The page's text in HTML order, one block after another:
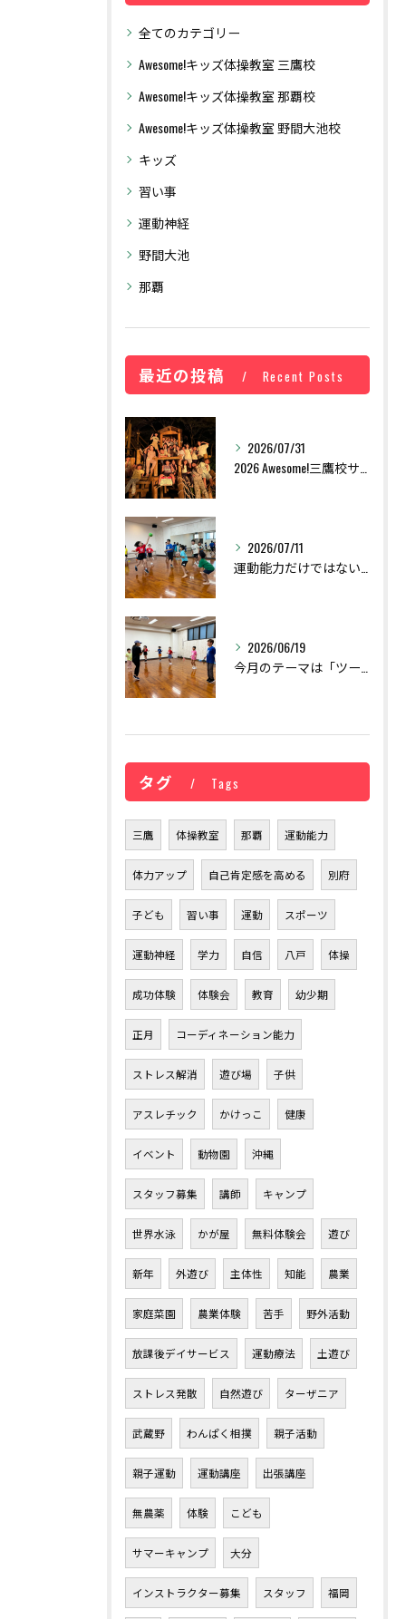
全てのカテゴリー
Awesome!キッズ体操教室 三鷹校
Awesome!キッズ体操教室 那覇校
Awesome!キッズ体操​教室 野間大池校
キッズ
習い事
運動神経
野間大池
那覇
最近の投稿 Recent Posts
2026/07/31
2026/07/11
2026/06/19
タグ Tags
三鷹 体操教室 那覇 運動能力
体力アップ 自己肯定感を高める 別府
子ども 習い事 運動 スポーツ
運動神経 学力 自信 八戸 体操
成功体験 体験会 教育 幼少期
正月 コーディネーション能力
ストレス解消 遊び場 子供
アスレチック かけっこ 健康
イベント 動物園 沖縄
スタッフ募集 講師 キャンプ
世界水泳 かが屋 無料体験会 遊び
新年 外遊び 主体性 知能 農業
家庭菜園 農業体験 苦手 野外活動
放課後デイサービス 運動療法 土遊び
ストレス発散 自然遊び ターザニア
武蔵野 わんぱく相撲 親子活動
親子運動 運動講座 出張講座
無農薬 体験 こども
サマーキャンプ 大分
インストラクター募集 スタッフ 福岡